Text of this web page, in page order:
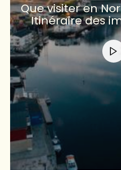
Que visiter en
Itinéraire des